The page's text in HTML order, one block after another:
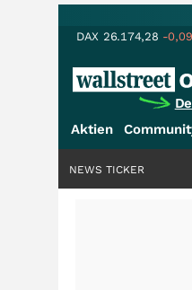
DAX 26.174,28 -
Aktien
NEWS TICKER